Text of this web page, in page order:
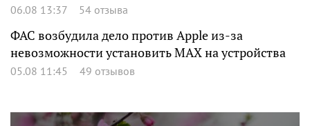
06.08 13:37 54 отзыва
ФАС возбудила дело против Apple из-за
невозможности установить MAX на устройства
05.08 11:45 49 отзывов